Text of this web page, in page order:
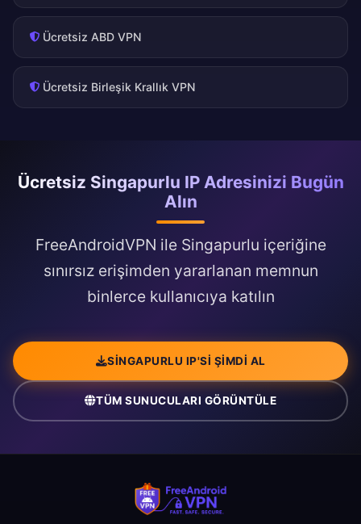
Ücretsiz ABD VPN
Ücretsiz Birleşik Krallık VPN
Ücretsiz Singapurlu IP Adresinizi Bugün
Alın
FreeAndroidVPN ile Singapurlu içeriğine
sınırsız erişimden yararlanan memnun
binlerce kullanıcıya katılın
SINGAPURLU IP'SI ŞIMDI AL
TÜM SUNUCULARI GÖRÜNTÜLE